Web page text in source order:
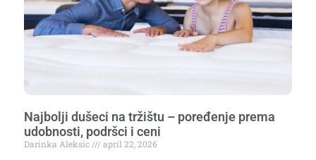
Najbolji dušeci na tržištu – poređenje prema
udobnosti, podršci i ceni
Darinka Aleksic april 22, 2026